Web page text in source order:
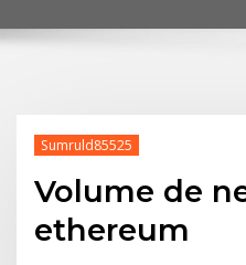
Sumruld85525
Volume de
ethereum